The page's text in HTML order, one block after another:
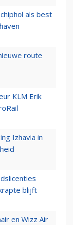
als best
route
KLM Erik
Izhavia in
blijft
en Wizz Air